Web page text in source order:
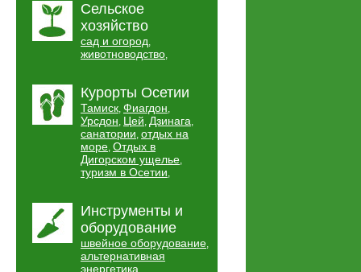
Сельское
хозяйство
сад и огород,
животноводство,
Курорты Осетии
Тамиск, Фиагдон,
Урсдон, Цей, Дзинага,
санатории, отдых на
море, Отдых в
Дигорском ущелье,
туризм в Осетии,
Инструменты и
оборудование
швейное оборудование,
альтернативная
энергетика,